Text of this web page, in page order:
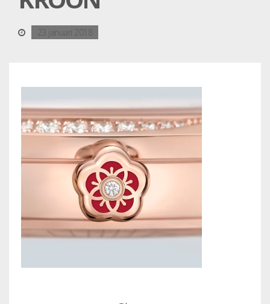
23 januari 2018